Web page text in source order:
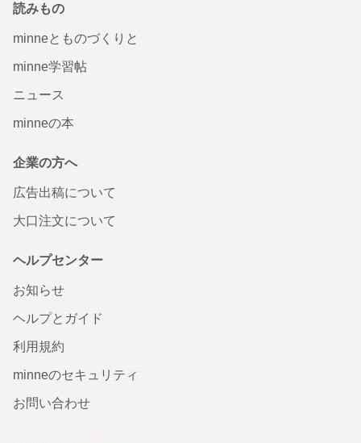
読みもの
minneとものづくりと
minne学習帖
ニュース
minneの本
企業の方へ
広告出稿について
大口注文について
ヘルプセンター
お知らせ
ヘルプとガイド
利用規約
minneのセキュリティ
お問い合わせ